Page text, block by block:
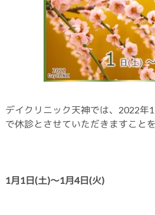
デイクリニック天神では、2022年
で休診とさせていただきますこと
1月1日(土)～1月4日(火)